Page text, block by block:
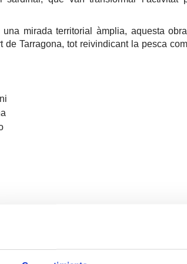
mirada territorial àmplia, aquesta
de Tarragona, tot reivindicant la pesca